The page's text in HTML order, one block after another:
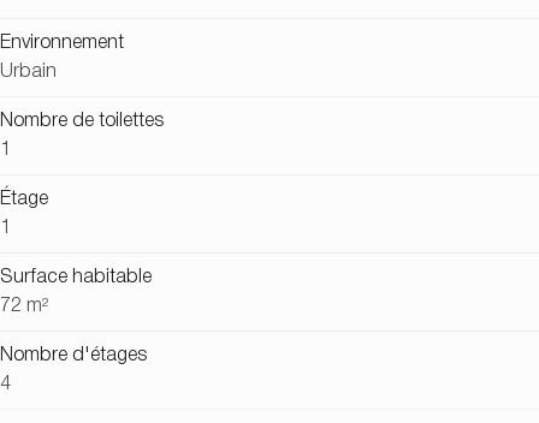
Environnement
Urbain
Nombre de toilettes
1
Étage
1
Surface habitable
72 m²
Nombre d'étages
4